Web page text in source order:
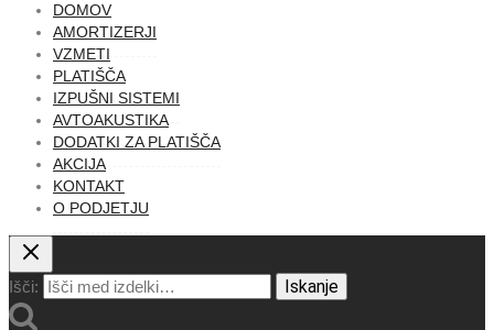
DOMOV
AMORTIZERJI
VZMETI
PLATIŠČA
IZPUŠNI SISTEMI
AVTOAKUSTIKA
DODATKI ZA PLATIŠČA
AKCIJA
KONTAKT
O PODJETJU
Išči: Iskanje